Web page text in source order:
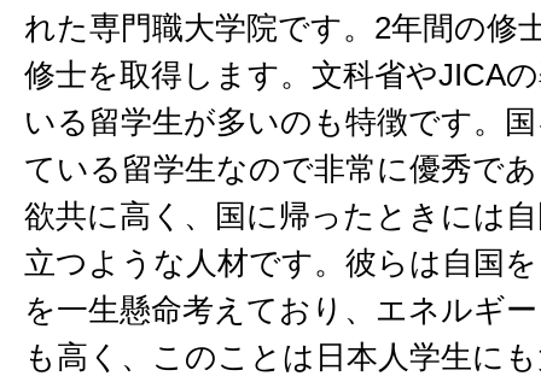
れた専門職大学院です。2年間の修
修士を取得します。文科省やJICA
いる留学生が多いのも特徴です。
ている留学生なので非常に優秀で
欲共に高く、国に帰ったときには
立つような人材です。彼らは自国
を一生懸命考えており、エネルギ
も高く、このことは日本人学生に